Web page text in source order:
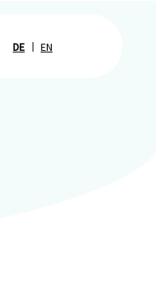
DE EN